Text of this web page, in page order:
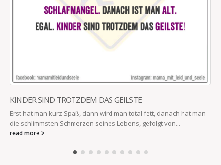
KINDER SIND TROTZDEM DAS GEILSTE
Erst hat man kurz Spaß, dann wird man total fett, danach hat man
die schlimmsten Schmerzen seines Lebens, gefolgt von...
read more